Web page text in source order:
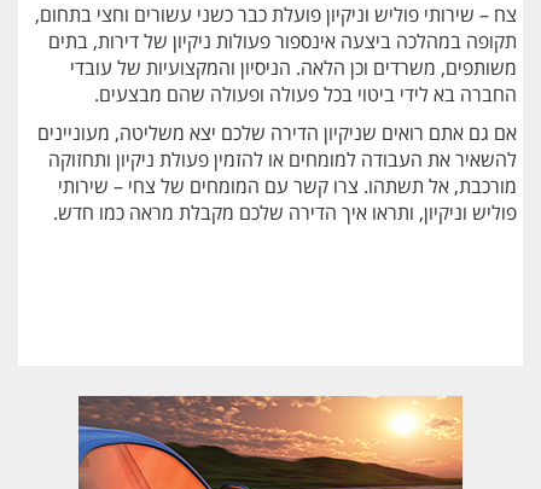
צח – שירותי פוליש וניקיון פועלת כבר כשני עשורים וחצי בתחום,
תקופה במהלכה ביצעה אינספור פעולות ניקיון של דירות, בתים
משותפים, משרדים וכן הלאה. הניסיון והמקצועיות של עובדי
החברה בא לידי ביטוי בכל פעולה ופעולה שהם מבצעים.
אם גם אתם רואים שניקיון הדירה שלכם יצא משליטה, מעוניינים
להשאיר את העבודה למומחים או להזמין פעולת ניקיון ותחזוקה
מורכבת, אל תשתהו. צרו קשר עם המומחים של צחי – שירותי
פוליש וניקיון, ותראו איך הדירה שלכם מקבלת מראה כמו חדש.